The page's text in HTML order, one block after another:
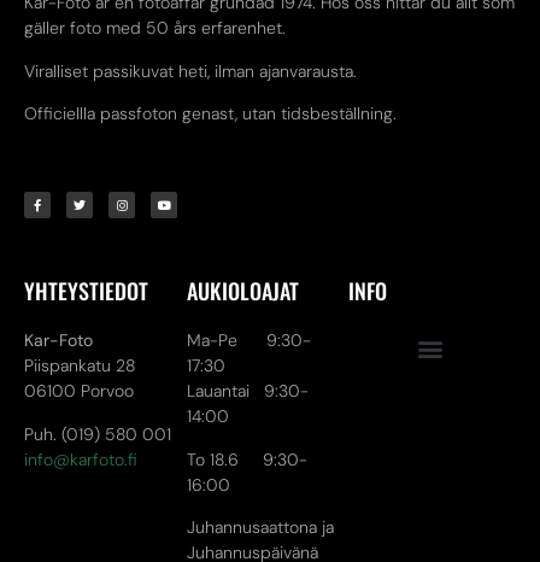
gäller foto med 50 års erfarenhet.
Viralliset passikuvat heti, ilman ajanvarausta.
Officiellla passfoton genast, utan tidsbeställning.
YHTEYSTIEDOT
Kar-Foto
Piispankatu 28
06100 Porvoo
Puh. (019) 580 001
info@karfoto.fi
AUKIOLOAJAT
Ma-Pe 9:30-
17:30
Lauantai 9:30-
14:00
To 18.6 9:30-
16:00
Juhannusaattona ja
Juhannuspäivänä
INFO